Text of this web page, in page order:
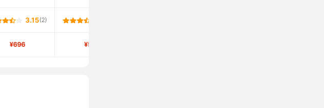
3.15(2)
¥696 ¥598